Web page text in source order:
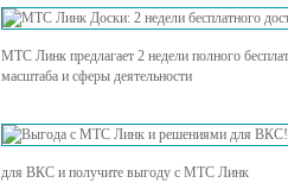
МТС Линк предлагает 2 недели полного
масштаба и сферы деятельности
для ВКС и получите выгоду с МТС Линк